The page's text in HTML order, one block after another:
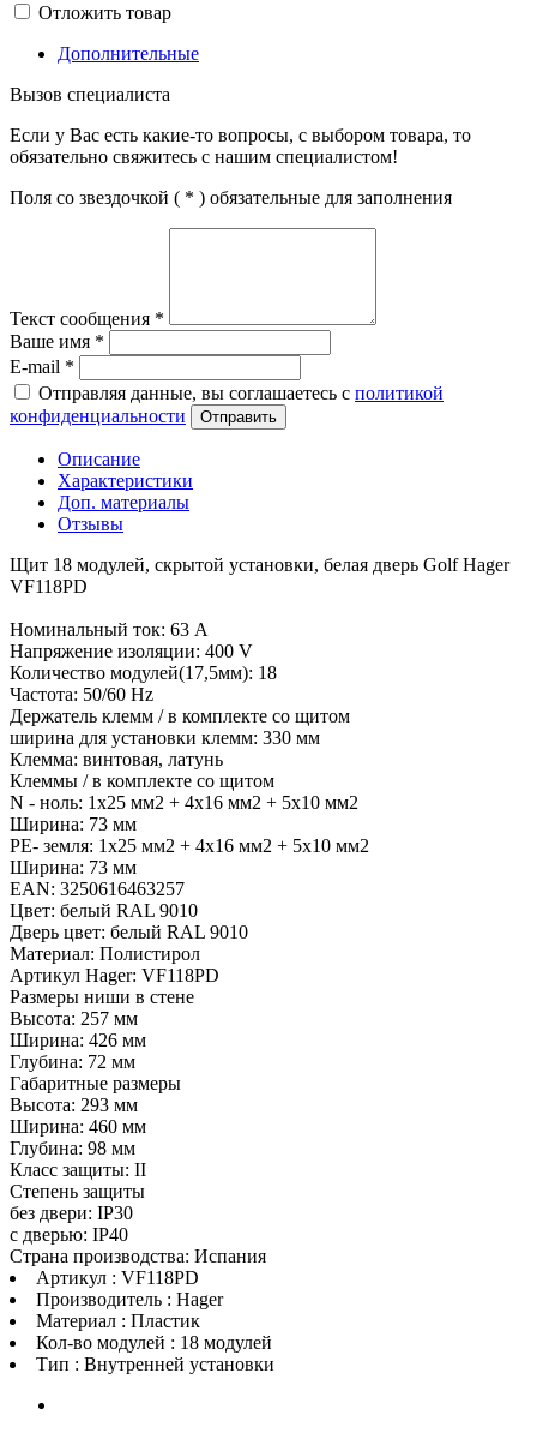
Отложить товар
Дополнительные
Вызов специалиста
Если у Вас есть какие-то вопросы, с выбором товара, то
обязательно свяжитесь с нашим специалистом!
Поля со звездочкой ( * ) обязательные для заполнения
Текст сообщения *
Ваше имя *
E-mail *
Отправляя данные, вы соглашаетесь с политикой
конфиденциальности
Отправить
Описание
Характеристики
Доп. материалы
Отзывы
Щит 18 модулей, скрытой установки, белая дверь Golf Hager
VF118PD
Номинальный ток: 63 A
Напряжение изоляции: 400 V
Количество модулей(17,5мм): 18
Частота: 50/60 Hz
Держатель клемм / в комплекте со щитом
ширина для установки клемм: 330 мм
Клемма: винтовая, латунь
Клеммы / в комплекте со щитом
N - ноль: 1х25 мм2 + 4х16 мм2 + 5х10 мм2
Ширина: 73 мм
PE- земля: 1х25 мм2 + 4х16 мм2 + 5х10 мм2
Ширина: 73 мм
EAN: 3250616463257
Цвет: белый RAL 9010
Дверь цвет: белый RAL 9010
Материал: Полистирол
Артикул Hager: VF118PD
Размеры ниши в стене
Высота: 257 мм
Ширина: 426 мм
Глубина: 72 мм
Габаритные размеры
Высота: 293 мм
Ширина: 460 мм
Глубина: 98 мм
Класс защиты: II
Степень защиты
без двери: IP30
с дверью: IP40
Страна производства: Испания
Артикул : VF118PD
Производитель : Hager
Материал : Пластик
Кол-во модулей : 18 модулей
Тип : Внутренней установки